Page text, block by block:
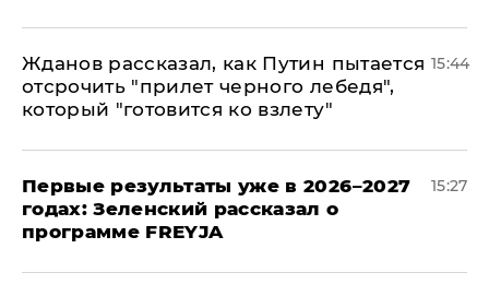
Жданов рассказал, как Путин пытается
отсрочить "прилет черного лебедя",
который "готовится ко взлету"
15:44
Первые результаты уже в 2026–2027
годах: Зеленский рассказал о
программе FREYJA
15:27